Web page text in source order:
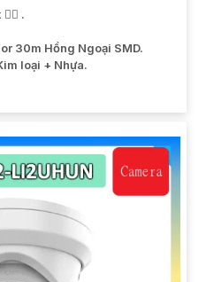
.
30m Hồng Ngoại SMD.
loại + Nhựa.